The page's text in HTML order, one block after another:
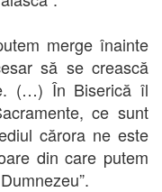
merge înainte
să se crească
(…) În Biserică îl
ce sunt
cărora ne este
din care putem